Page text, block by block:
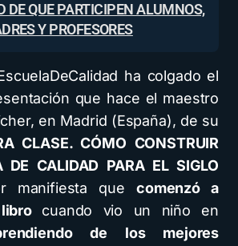
DE QUE PARTICIPEN ALUMNOS,
Y PROFESORES
ha colgado el
que hace el maestro
en Madrid (España), de su
CLASE. CÓMO CONSTRUIR
DE CALIDAD PARA EL SIGLO
manifiesta quecomenzó a
cuando vio un niño en
de los mejores